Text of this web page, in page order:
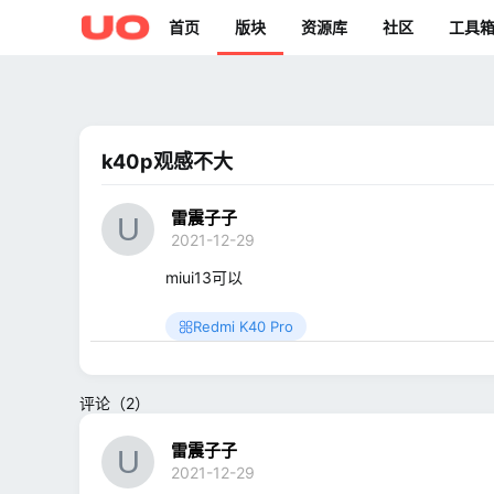
首页 版块 资源库 社区 工具箱
k40p观感不大
雷震子子
2021-12-29
miui13可以
Redmi K40 Pro
评论（2）
雷震子子
2021-12-29